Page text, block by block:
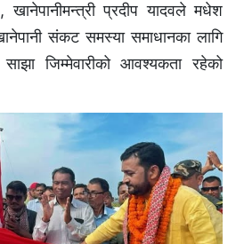
प्रदीप यादवले मधेश
संकट समस्या समाधानका लागि
जिम्मेवारीको आवश्यकता रहेको